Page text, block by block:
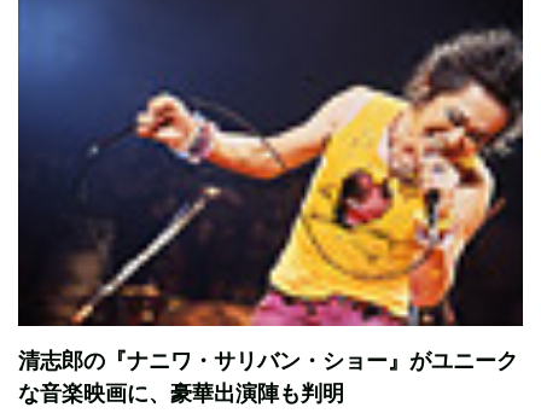
清志郎の『ナニワ・サリバン・ショー』がユニーク
な音楽映画に、豪華出演陣も判明